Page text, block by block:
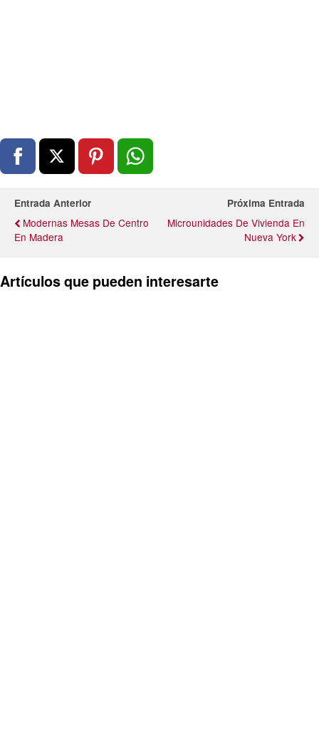
Entrada Anterior
Modernas Mesas De Centro
En Madera
Próxima Entrada
Microunidades De Vivienda En
Nueva York
Artículos que pueden interesarte